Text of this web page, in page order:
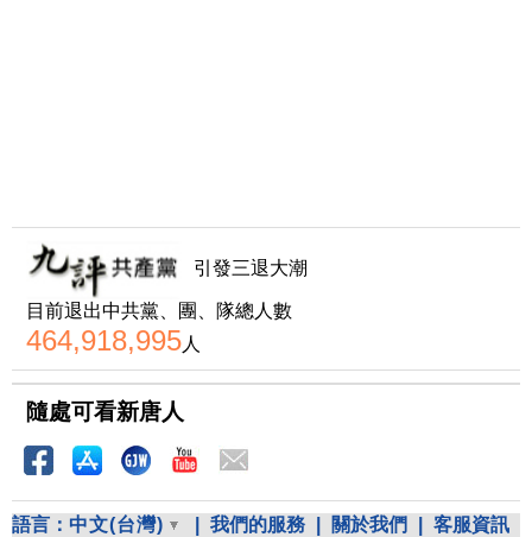
引發三退大潮
目前退出中共黨、團、隊總人數
464,918,995人
隨處可看新唐人
語言： 中文(台灣) 我們的服務 關於我們 客服資訊